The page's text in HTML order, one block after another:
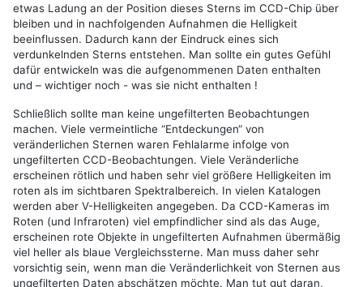
etwas Ladung an der Position dieses Sterns im CCD-Chip über
bleiben und in nachfolgenden Aufnahmen die Helligkeit
beeinflussen. Dadurch kann der Eindruck eines sich
verdunkelnden Sterns entstehen. Man sollte ein gutes Gefühl
dafür entwickeln was die aufgenommenen Daten enthalten
und – wichtiger noch - was sie nicht enthalten !
Schließlich sollte man keine ungefilterten Beobachtungen
machen. Viele vermeintliche “Entdeckungen“ von
veränderlichen Sternen waren Fehlalarme infolge von
ungefilterten CCD-Beobachtungen. Viele Veränderliche
erscheinen rötlich und haben sehr viel größere Helligkeiten im
roten als im sichtbaren Spektralbereich. In vielen Katalogen
werden aber V-Helligkeiten angegeben. Da CCD-Kameras im
Roten (und Infraroten) viel empfindlicher sind als das Auge,
erscheinen rote Objekte in ungefilterten Aufnahmen übermäßig
viel heller als blaue Vergleichssterne. Man muss daher sehr
vorsichtig sein, wenn man die Veränderlichkeit von Sternen aus
ungefilterten Daten abschätzen möchte. Man tut gut daran,